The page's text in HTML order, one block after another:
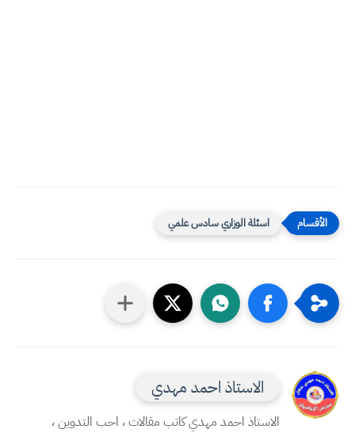
اسئلة الوزاري سادس علمي
الاستاذ احمد مهدي
الاستاذ احمد مهدي كاتب مقالات ، احب التدوين ،